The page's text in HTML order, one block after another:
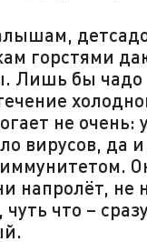
горстями
Лишь бы
не
вирусов, да
напролёт, не
что –